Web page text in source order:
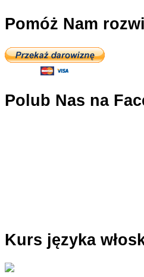
Pomóż Nam
Polub Nas na
Kurs języka